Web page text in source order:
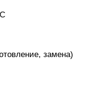
замена)